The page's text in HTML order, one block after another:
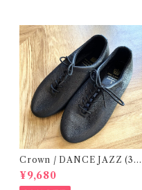
Crown / DANCE JAZZ (3:2
2cm / 6:24-24,5 ) Black
¥9,680